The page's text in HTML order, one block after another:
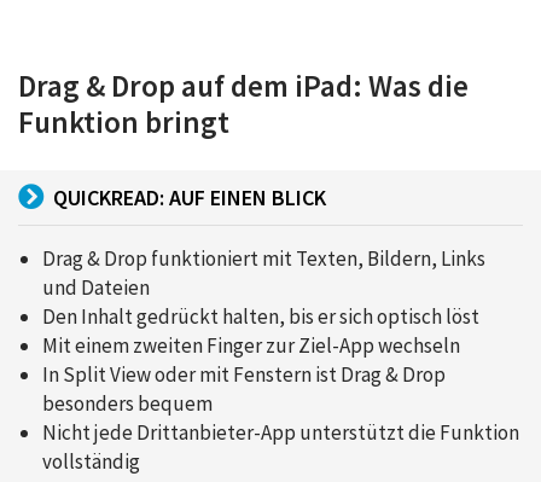
Drag & Drop auf dem iPad: Was die
Funktion bringt
QUICKREAD: AUF EINEN BLICK
Drag & Drop funktioniert mit Texten, Bildern, Links
und Dateien
Den Inhalt gedrückt halten, bis er sich optisch löst
Mit einem zweiten Finger zur Ziel-App wechseln
In Split View oder mit Fenstern ist Drag & Drop
besonders bequem
Nicht jede Drittanbieter-App unterstützt die Funktion
vollständig